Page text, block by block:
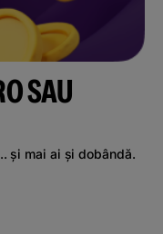
SAU
și mai ai și dobândă.